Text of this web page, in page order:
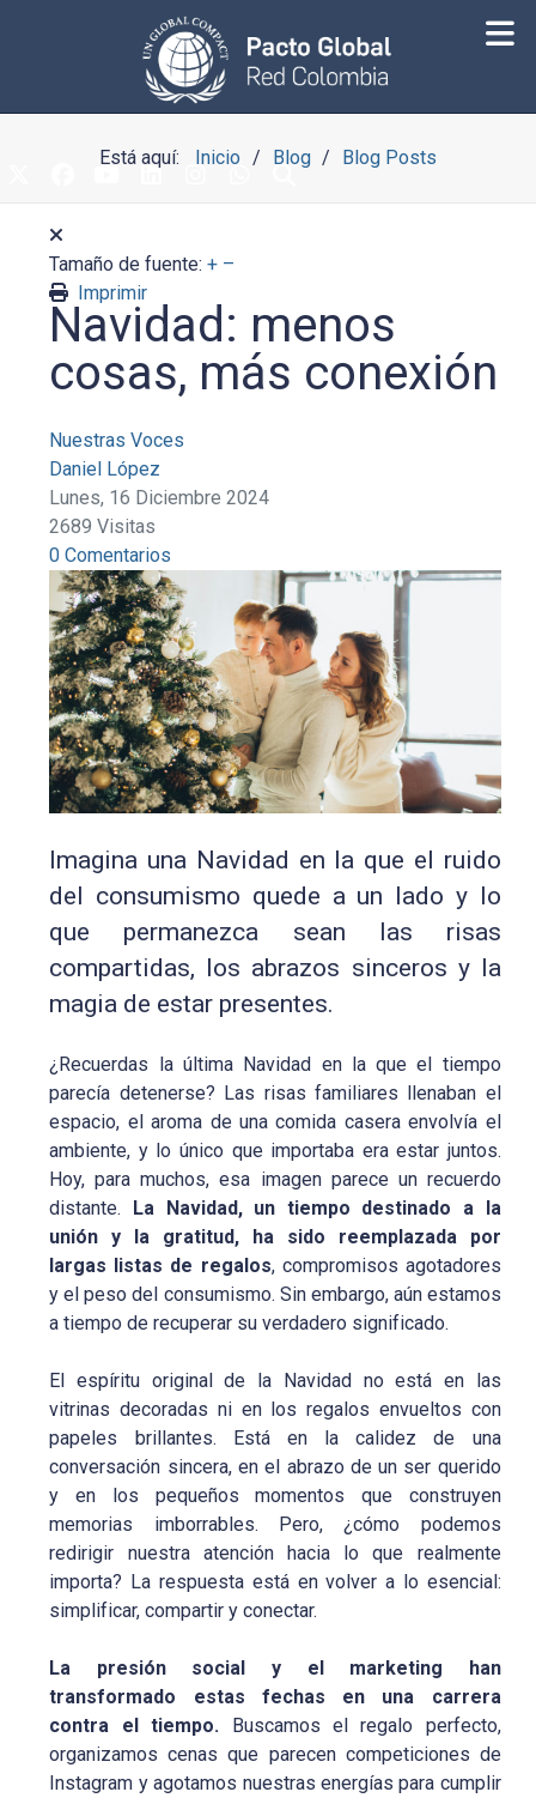
Está aquí: Inicio Blog Blog Posts
Tamaño de fuente: + –
Imprimir
Navidad: menos
cosas, más conexión
Nuestras Voces
Daniel López
Lunes, 16 Diciembre 2024
2689 Visitas
0 Comentarios
Imagina una Navidad en la que el ruido
del consumismo quede a un lado y lo
que permanezca sean las risas
compartidas, los abrazos sinceros y la
magia de estar presentes.
¿Recuerdas la última Navidad en la que el tiempo
parecía detenerse? Las risas familiares llenaban el
espacio, el aroma de una comida casera envolvía el
ambiente, y lo único que importaba era estar juntos.
Hoy, para muchos, esa imagen parece un recuerdo
distante. La Navidad, un tiempo destinado a la
unión y la gratitud, ha sido reemplazada por
largas listas de regalos, compromisos agotadores
y el peso del consumismo. Sin embargo, aún estamos
a tiempo de recuperar su verdadero significado.
El espíritu original de la Navidad no está en las
vitrinas decoradas ni en los regalos envueltos con
papeles brillantes. Está en la calidez de una
conversación sincera, en el abrazo de un ser querido
y en los pequeños momentos que construyen
memorias imborrables. Pero, ¿cómo podemos
redirigir nuestra atención hacia lo que realmente
importa? La respuesta está en volver a lo esencial:
simplificar, compartir y conectar.
La presión social y el marketing han
transformado estas fechas en una carrera
contra el tiempo. Buscamos el regalo perfecto,
organizamos cenas que parecen competiciones de
Instagram y agotamos nuestras energías para cumplir